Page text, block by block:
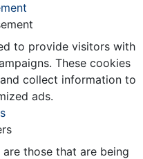
to provide visitors with
These cookies
collect information to
ads.
those that are being